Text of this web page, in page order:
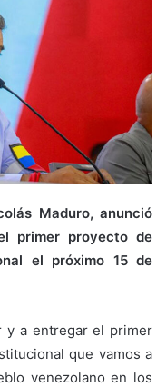
Maduro, anunció
primer proyecto de
el próximo 15 de
y a entregar el primer
que vamos a
venezolano en los